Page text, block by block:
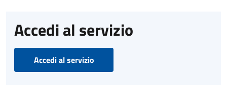
Accedi al servizio
Accedi al servizio